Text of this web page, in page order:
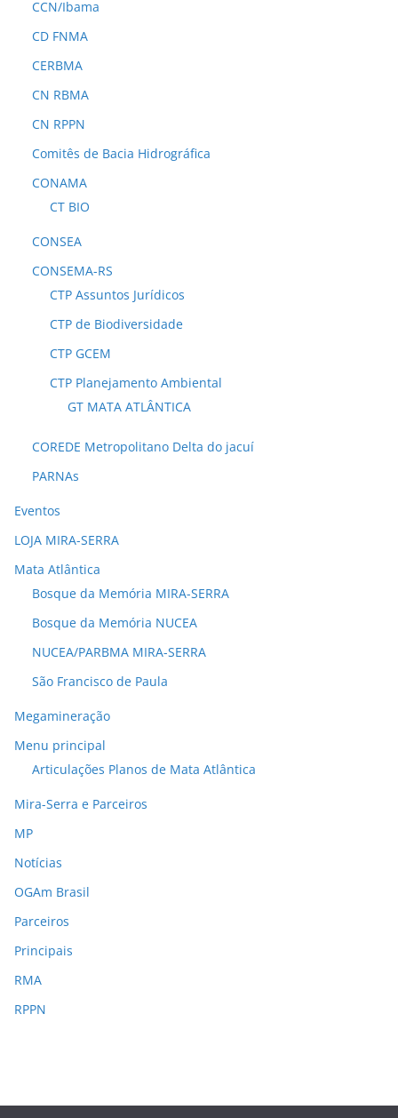
CCN/Ibama
CD FNMA
CERBMA
CN RBMA
CN RPPN
Comitês de Bacia Hidrográfica
CONAMA
CT BIO
CONSEA
CONSEMA-RS
CTP Assuntos Jurídicos
CTP de Biodiversidade
CTP GCEM
CTP Planejamento Ambiental
GT MATA ATLÂNTICA
COREDE Metropolitano Delta do jacuí
PARNAs
Eventos
LOJA MIRA-SERRA
Mata Atlântica
Bosque da Memória MIRA-SERRA
Bosque da Memória NUCEA
NUCEA/PARBMA MIRA-SERRA
São Francisco de Paula
Megamineração
Menu principal
Articulações Planos de Mata Atlântica
Mira-Serra e Parceiros
MP
Notícias
OGAm Brasil
Parceiros
Principais
RMA
RPPN